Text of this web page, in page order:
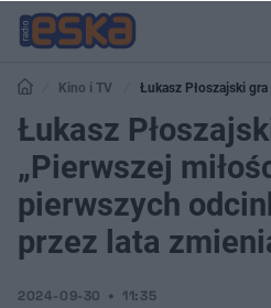
Kino i TV
Łukasz Płoszajski gra
odcinków! Jak przez lata zmieniał się
Łukasz
„Pierwszej
pierwszych
przez lata
2024-09-30 11:35